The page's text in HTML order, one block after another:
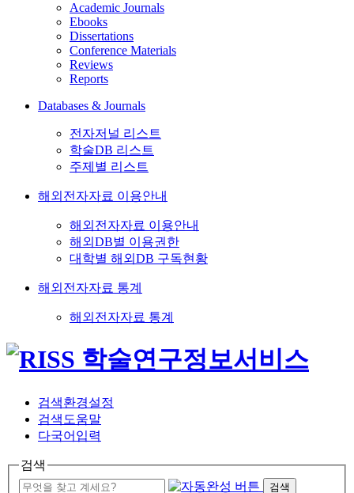
Academic Journals
Ebooks
Dissertations
Conference Materials
Reviews
Reports
Databases & Journals
전자저널 리스트
학술DB 리스트
주제별 리스트
해외전자자료 이용안내
해외전자자료 이용안내
해외DB별 이용권한
대학별 해외DB 구독현황
해외전자자료 통계
해외전자자료 통계
검색환경설정
검색도움말
다국어입력
검색
검색